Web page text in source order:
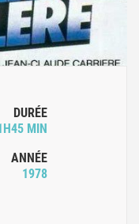
DURÉE
MIN
ANNÉE
1978